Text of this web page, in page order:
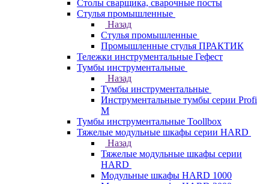
Столы сварщика, сварочные посты
Стулья промышленные
Назад
Стулья промышленные
Промышленные стулья ПРАКТИК
Тележки инструментальные Гефест
Тумбы инструментальные
Назад
Тумбы инструментальные
Инструментальные тумбы серии Profi
M
Тумбы инструментальные Toollbox
Тяжелые модульные шкафы серии HARD
Назад
Тяжелые модульные шкафы серии
HARD
Модульные шкафы HARD 1000